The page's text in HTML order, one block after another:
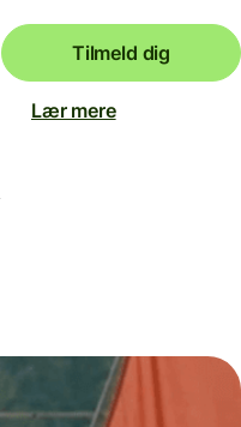
Tilmeld dig
Lær mere